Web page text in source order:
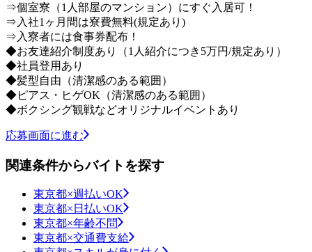
⇒個室寮（1人部屋のマンション）にすぐ入居可！
⇒入社1ヶ月間は寮費無料(規定あり)
⇒入寮者には食事券配布！
◆お友達紹介制度あり（1人紹介につき5万円/規定あり）
◆社員登用あり
◆髪型自由（清潔感のある範囲）
◆ピアス・ヒゲOK（清潔感のある範囲）
◆ボクシング観戦などオリジナルイベントあり
応募画面に進む
関連条件からバイトを探す
東京都×週払いOK
東京都×日払いOK
東京都×年齢不問
東京都×交通費支給